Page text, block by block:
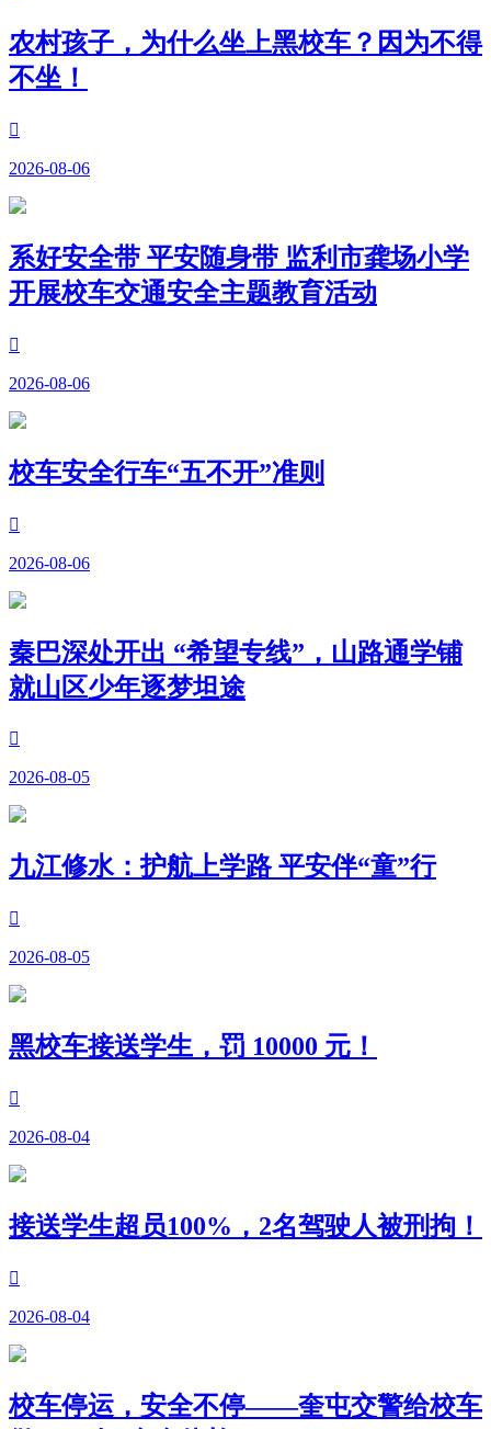
农村孩子，为什么坐上黑校车？因为不得
不坐！

2026-08-06
系好安全带 平安随身带 监利市龚场小学
开展校车交通安全主题教育活动

2026-08-06
校车安全行车“五不开”准则

2026-08-06
秦巴深处开出 “希望专线”，山路通学铺
就山区少年逐梦坦途

2026-08-05
九江修水：护航上学路 平安伴“童”行

2026-08-05
黑校车接送学生，罚 10000 元！

2026-08-04
接送学生超员100%，2名驾驶人被刑拘！

2026-08-04
校车停运，安全不停——奎屯交警给校车